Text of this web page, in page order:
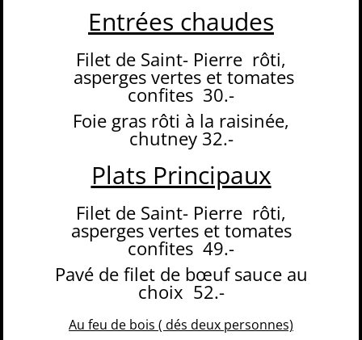
Entrées chaudes
Filet de Saint- Pierre rôti,
asperges vertes et tomates
confites 30.-
Foie gras rôti à la raisinée,
chutney 32.-
Plats Principaux
Filet de Saint- Pierre rôti,
asperges vertes et tomates
confites 49.-
Pavé de filet de bœuf sauce au
choix 52.-
Au feu de bois ( dés deux personnes)